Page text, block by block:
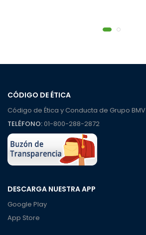
CÓDIGO DE ÉTICA
Código de Ética y Conducta de Grupo BMV
TELÉFONO:01-800-288-2872
DESCARGA NUESTRA APP
Google Play
App Store